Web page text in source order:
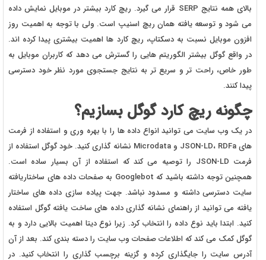
بالای همه نتایج SERP قرار می گیرد. ریچ کارد بیشتر در موبایل نمایش داده
می شود و توسعه یافته همان ریچ اسنیپ است. ولی با توجه به اهمیت روز
افزون موبایل نسبت به دسکتاپ، ریچ کارد ها اهمیت بیشتری پیدا کرده اند.
در واقع گوگل بیشتر الگوریتم هایی را گسترش می دهد که کاربران موبایل به
طور خاص، راحت تر و سریع تر به نتایج جستجوی مورد نظر خود دسترسی
پیدا کنند.
چگونه ریچ کارد گوگل بسازیم؟
در یک وب سایت می توانید انواع داده ها را با بهره وری و استفاده از فرمت
های JSON-LD، RDFa و Microdata نشانه گذاری کنید. خود گوگل استفاده از
فرمت JSON-LD را توصیه می کند که استفاده از آن بسیار ساده است.
همچنین توجه داشته باشید که Googlebot به صفحات داده های ساختاریافته
سایت دسترسی داشته و مسدود نباشد. جهت پیاده سازی داده های ساختار
یافته می توانید از راهنمای نشانه گذاری داده های ساخت یافته گوگل استفاده
کنید. ابتدا باید نوع داده را انتخاب کرد. زیرا نوع دیتا اهمیت بالایی دارد و به
گوگل کمک می کند که اطلاعات صفحات وب سایت را دسته بندی کند. بعد از آن
آدرس سایت را جایگذاری کرده و گزینه برچسب گذاری را انتخاب کنید. در